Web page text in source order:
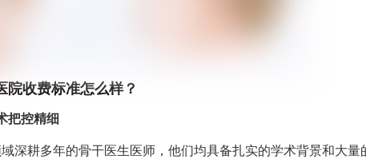
院收费标准怎么样？
把控精细
深耕多年的骨干医生医师，他们均具备扎实的学术背景和大量